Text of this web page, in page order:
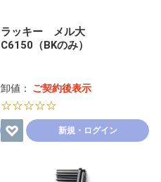
ラッキー メル大
C6150（BKのみ）
卸値： ご契約後表示
☆☆☆☆☆
新規・ログイン